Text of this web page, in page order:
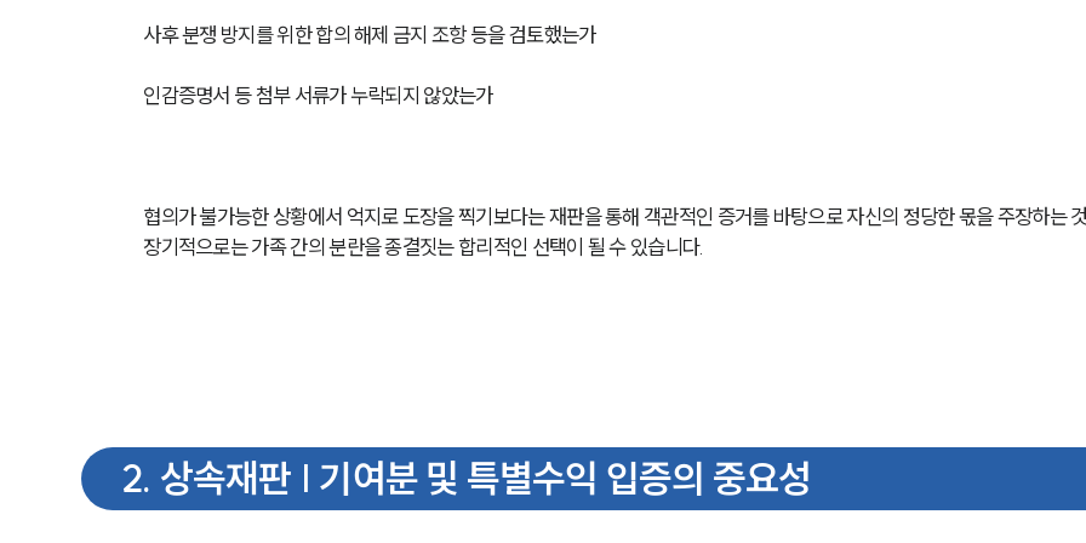
사후 분쟁 방지를 위한 합의 해제 금지 조항 등을 검토했는가
인감증명서 등 첨부 서류가 누락되지 않았는가
협의가 불가능한 상황에서 억지로 도장을 찍기보다는 재판을 통해 객관적인 증거를 바탕으로 자신의 정당한 몫을 주장하는
장기적으로는 가족 간의 분란을 종결짓는 합리적인 선택이 될 수 있습니다.
2. 상속재판 | 기여분 및 특별수익 입증의 중요성